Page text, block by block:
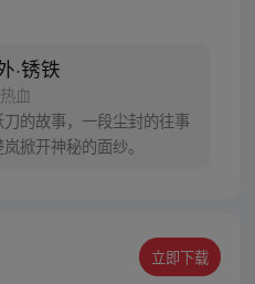
·锈铁
血
的故事，一段尘封的往事
掀开神秘的面纱。
立即下载